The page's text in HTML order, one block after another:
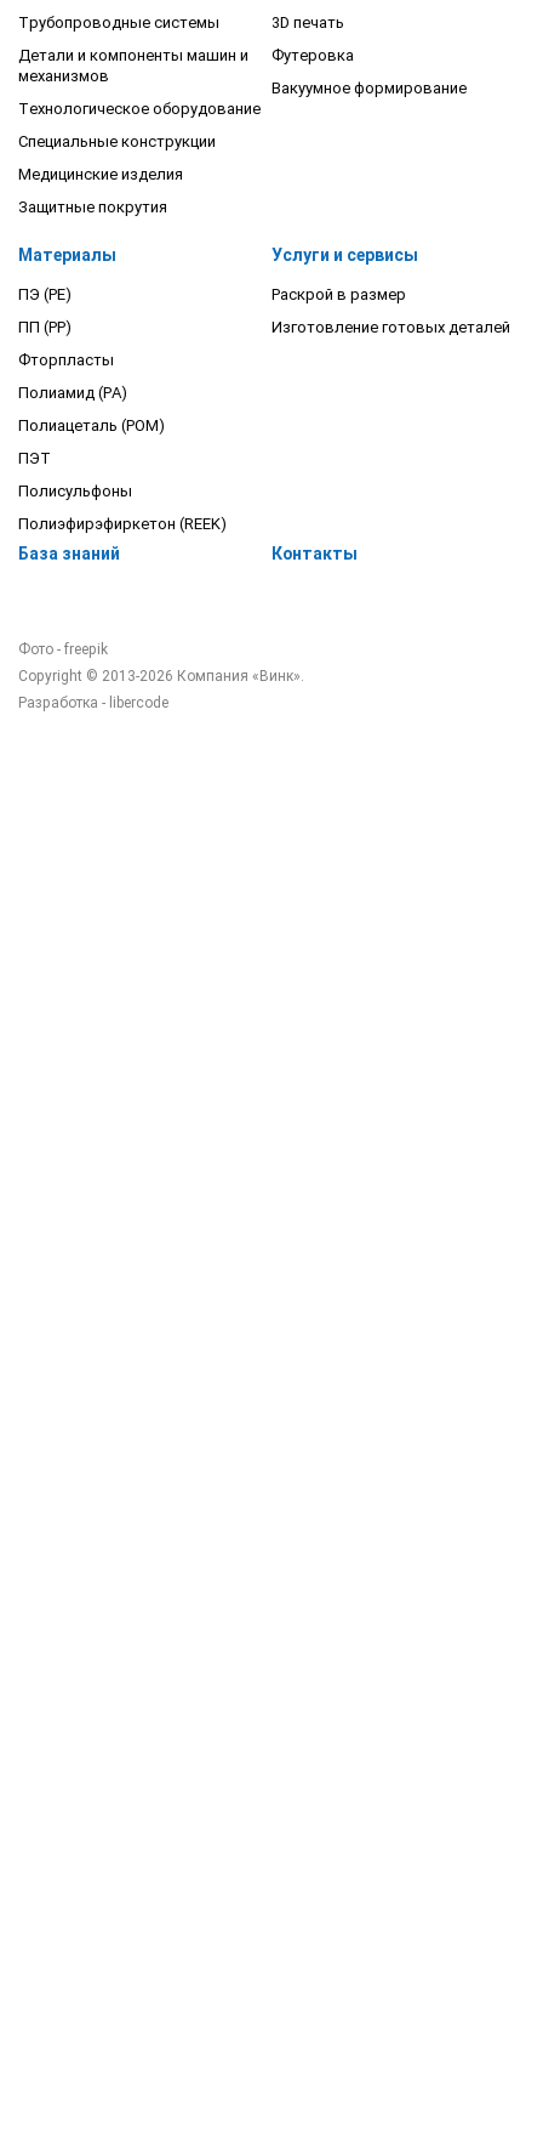
Трубопроводные системы
Детали и компоненты машин и
механизмов
Технологическое оборудование
Специальные конструкции
Медицинские изделия
Защитные покрутия
3D печать
Футеровка
Вакуумное формирование
Материалы
ПЭ (PE)
ПП (PP)
Фторпласты
Полиамид (PA)
Полиацеталь (POM)
ПЭТ
Полисульфоны
Полиэфирэфиркетон (REEK)
Услуги и сервисы
Раскрой в размер
Изготовление готовых деталей
База знаний Контакты
Фото - freepik
Copyright © 2013-2026 Компания «Винк».
Разработка - libercode